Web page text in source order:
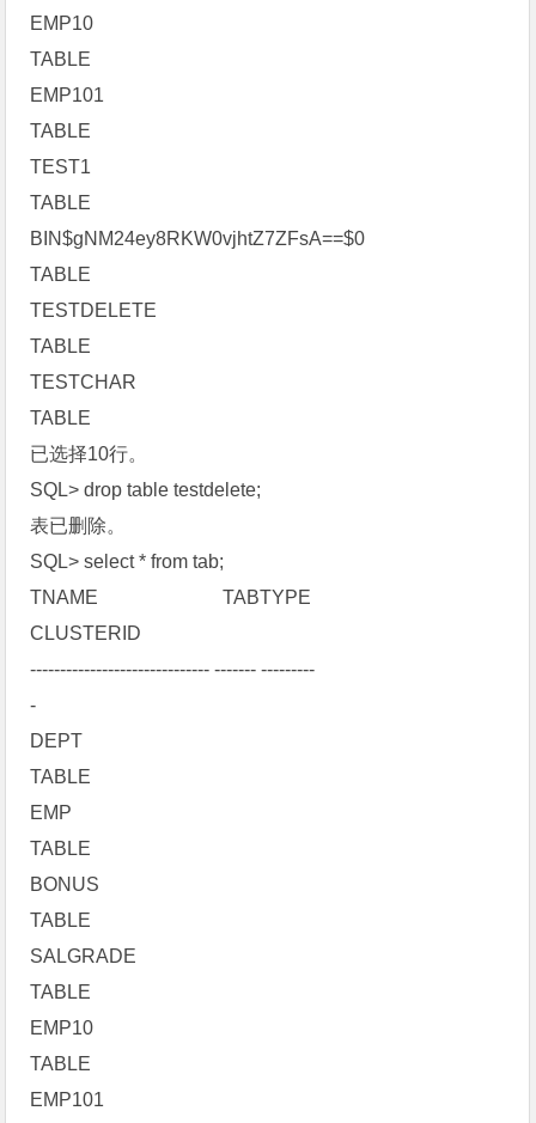
EMP10
TABLE
EMP101
TABLE
TEST1
TABLE
BIN$gNM24ey8RKW0vjhtZ7ZFsA==$0
TABLE
TESTDELETE
TABLE
TESTCHAR
TABLE
已选择10行。
SQL> drop table testdelete;
表已删除。
SQL> select * from tab;
TNAME TABTYPE
CLUSTERID
------------------------------ ------- ---------
-
DEPT
TABLE
EMP
TABLE
BONUS
TABLE
SALGRADE
TABLE
EMP10
TABLE
EMP101